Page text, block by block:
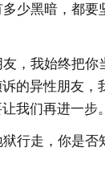
黑暗，都要
我始终把你
的异性朋友，
我们再进一步。
走，你是否